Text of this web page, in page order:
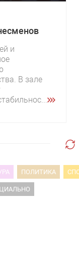
и
В зале
ПОЛИТИКА